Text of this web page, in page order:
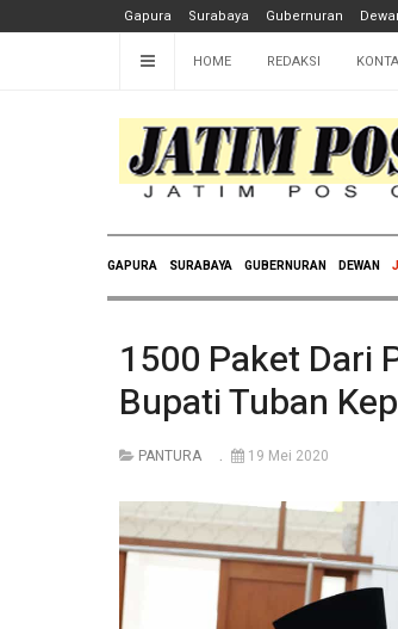
Gapura Surabaya Gubernuran
HOME REDAKSI
GAPURA SURABAYA GUBERNURAN DEWAN
1500 Paket Dari
Bupati Tuban
PANTURA 19 Mei 2020